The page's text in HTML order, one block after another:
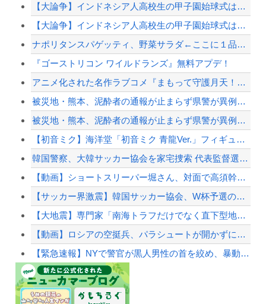
【大論争】インドネシア人高校生の甲子園始球式は「国際交流」か「政治利用」か
【大論争】インドネシア人高校生の甲子園始球式は「国際交流」か「政治利用」か
ナポリタンスパゲッティ、野菜サラダ←ここに１品加えて最強しろ
『ゴーストリコン ワイルドランズ』無料アプデ！
アニメ化された名作ラブコメ『まもって守護月天！』が「全巻99円」の激安セール開催！！...
被災地・熊本、泥酔者の通報が止まらず県警が異例のお願い
被災地・熊本、泥酔者の通報が止まらず県警が異例のお願い
【初音ミク】海洋堂「初音ミク 青龍Ver.」フィギュア 商品情報公開【17日予約開始...
韓国警察、大韓サッカー協会を家宅捜索 代表監督選考巡り
【動画】ショートスリーパー堀さん、対面で高須幹弥にキレるｗｗｗｗｗｗｗｗｗ
【サッカー界激震】韓国サッカー協会、W杯予選の審判に“性接待”していたことが発覚 協...
【大地震】専門家「南海トラフだけでなく直下型地震にも注意を」…中部各地に危険度「Sラ...
【動画】ロシアの空挺兵、パラシュートが開かずに墜落してしまう。
【緊急速報】NYで警官が黒人男性の首を絞め、暴動第二波不可避へ